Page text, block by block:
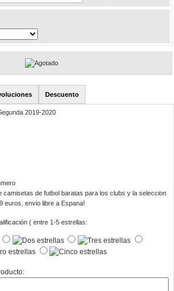
Descuento
2019-2020
camisetas de futbol baratas para los clubs y la seleccion
euros, envio libre a Espana!
( entre 1-5 estrellas: